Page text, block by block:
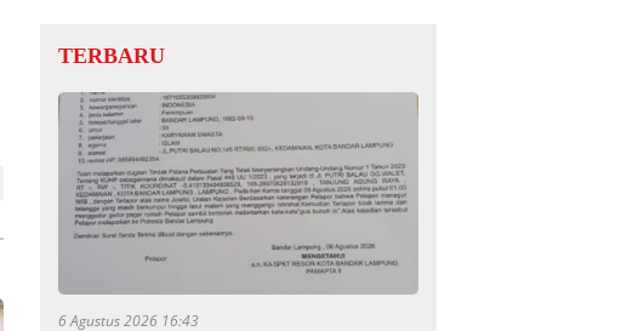
TERBARU
6 Agustus 2026 16:43